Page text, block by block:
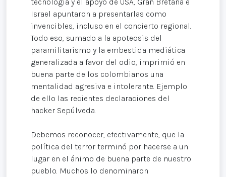
tecnología y el apoyo de USA, Gran Bretaña e
Israel apuntaron a presentarlas como
invencibles, incluso en el concierto regional.
Todo eso, sumado a la apoteosis del
paramilitarismo y la embestida mediática
generalizada a favor del odio, imprimió en
buena parte de los colombianos una
mentalidad agresiva e intolerante. Ejemplo
de ello las recientes declaraciones del
hacker Sepúlveda.
Debemos reconocer, efectivamente, que la
política del terror terminó por hacerse a un
lugar en el ánimo de buena parte de nuestro
pueblo. Muchos lo denominaron